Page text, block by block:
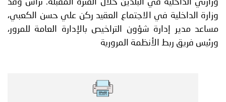
وزارتي الداخلية في البلدين خلال الفترة المقبلة. ترأس وفد
وزارة الداخلية في الاجتماع العقيد ركن علي حسن الكعبي،
مساعد مدير إدارة شؤون التراخيص بالإدارة العامة للمرور،
ورئيس فريق ربط الأنظمة المرورية